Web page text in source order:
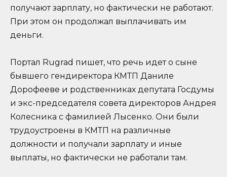
получают зарплату, но фактически не работают.
При этом он продолжал выплачивать им
деньги.
Портал Rugrad пишет, что речь идет о сыне
бывшего гендиректора КМТП Даниле
Дорофееве и родственниках депутата Госдумы
и экс-председателя совета директоров Андрея
Колесника с фамилией Лысенко. Они были
трудоустроены в КМТП на различные
должности и получали зарплату и иные
выплаты, но фактически не работали там.